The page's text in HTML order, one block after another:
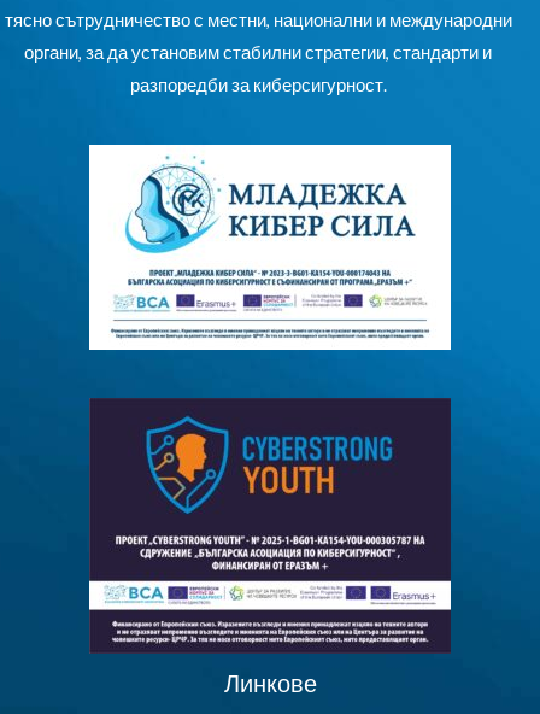
тясно сътрудничество с местни, национални и международни
органи, за да установим стабилни стратегии, стандарти и
разпоредби за киберсигурност.
Линкове